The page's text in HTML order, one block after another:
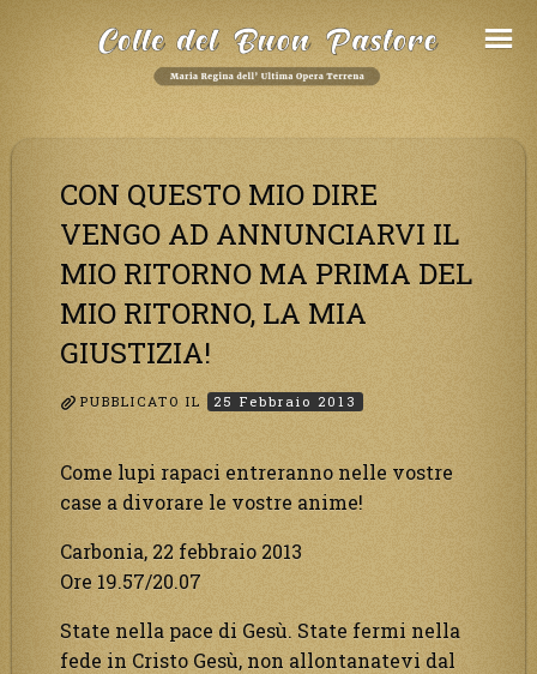
CON QUESTO MIO DIRE
VENGO AD ANNUNCIARVI IL
MIO RITORNO MA PRIMA DEL
MIO RITORNO, LA MIA
GIUSTIZIA!
PUBBLICATO IL 25 Febbraio 2013
Come lupi rapaci entreranno nelle vostre
case a divorare le vostre anime!
Carbonia, 22 febbraio 2013
Ore 19.57/20.07
State nella pace di Gesù. State fermi nella
fede in Cristo Gesù, non allontanatevi dal